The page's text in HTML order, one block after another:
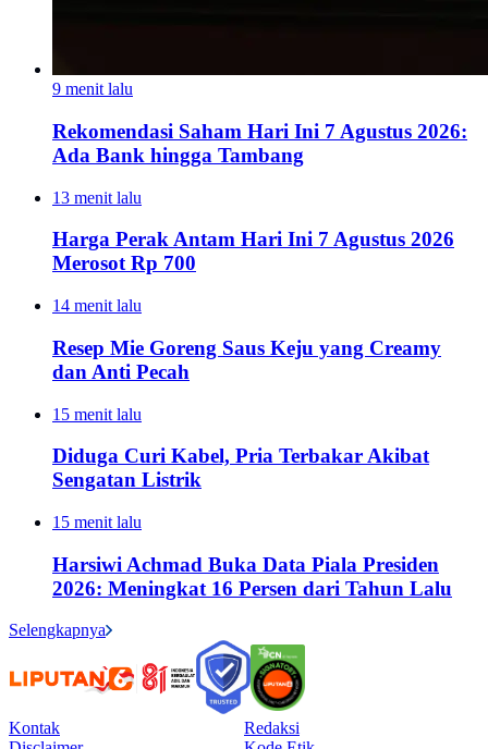
9 menit lalu
Rekomendasi Saham Hari Ini 7 Agustus 2026:
Ada Bank hingga Tambang
13 menit lalu
Harga Perak Antam Hari Ini 7 Agustus 2026
Merosot Rp 700
14 menit lalu
Resep Mie Goreng Saus Keju yang Creamy
dan Anti Pecah
15 menit lalu
Diduga Curi Kabel, Pria Terbakar Akibat
Sengatan Listrik
15 menit lalu
Harsiwi Achmad Buka Data Piala Presiden
2026: Meningkat 16 Persen dari Tahun Lalu
Selengkapnya
Kontak
Redaksi